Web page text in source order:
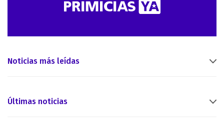
Noticias más leídas
Últimas noticias